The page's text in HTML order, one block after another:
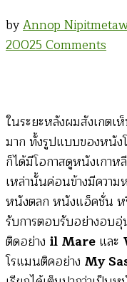
byAnnop
20025 Commentson
:
อีก
หน่
เธอ
คง
เข้า
ในระยะหลังผมสังเกตเ
มาก ทั้งรูปแบบของหนัง
ก็ได้มีโอกาสดูหนังเกาห
เหล่านั้นค่อนข้างมีควา
หนังตลก หนังแอ็คชั่น ห
รับการตอบรับอย่างอบ
ติดอย่าง il Mare และ
โรแมนติคอย่าง My